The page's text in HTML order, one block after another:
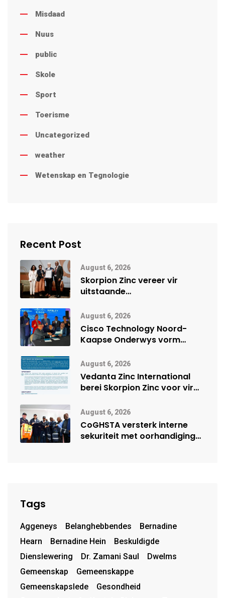
Misdaad
Nuus
public
Skole
Sport
Toerisme
Uncategorized
weather
Wetenskap en Tegnologie
Recent Post
August 6, 2026
Skorpion Zinc vereer vir
uitstaande
Namibië Mynbou Ekspo
August 6, 2026
Cisco Technology Noord-
Kaapse Onderwys vorm
vennootskap
August 6, 2026
Vedanta Zinc International
berei Skorpion Zinc voor vir
August 6, 2026
CoGHSTA versterk interne
sekuriteit met oorhandiging
Tags
Aggeneys Belanghebbendes
Bernadine
Hearn
Bernadine Hein
Beskuldigde
Dienslewering
Dr. Zamani Saul
Dwelms
Gemeenskap
Gemeenskappe
Gemeenskapslede
Gesondheid